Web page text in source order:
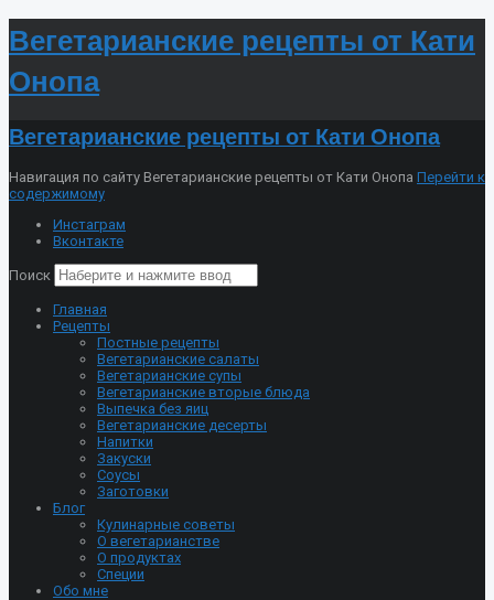
Вегетарианские рецепты от Кати
Онопа
Вегетарианские рецепты от Кати Онопа
Навигация по сайту Вегетарианские рецепты от Кати Онопа Перейти к
содержимому
Инстаграм
Вконтакте
Поиск
Главная
Рецепты
Постные рецепты
Вегетарианские салаты
Вегетарианские супы
Вегетарианские вторые блюда
Выпечка без яиц
Вегетарианские десерты
Напитки
Закуски
Соусы
Заготовки
Блог
Кулинарные советы
О вегетарианстве
О продуктах
Специи
Обо мне